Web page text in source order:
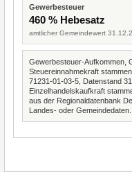
Gewerbesteuer
460 % Hebesatz
amtlicher Gemeindewert
Gewerbesteuer-Aufkommen,
Steuereinnahmekraft
71231-01-03-5, Datenstand
Einzelhandelskaufkraft
aus der Regionaldatenbank
Landes- oder Gemeindedaten.